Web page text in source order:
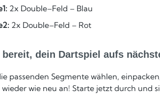
2x Double–Feld – Blau
2x Double–Feld – Rot
dein Dartspiel aufs
passenden Segmente wählen,
wie neu an! Starte jetzt durch und